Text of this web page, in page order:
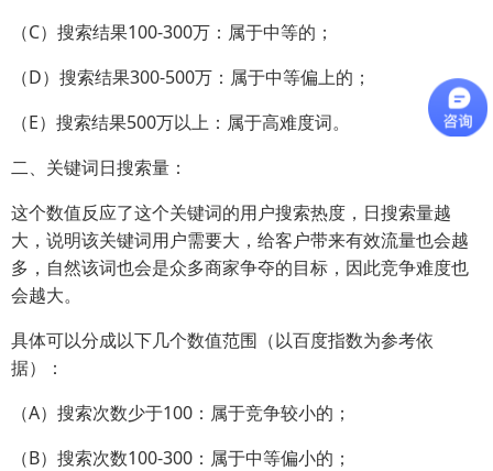
（C）搜索结果100-300万：属于中等的；
（D）搜索结果300-500万：属于中等偏上的；
（E）搜索结果500万以上：属于高难度词。
二、关键词日搜索量：
这个数值反应了这个关键词的用户搜索热度，日搜索量越
大，说明该关键词用户需要大，给客户带来有效流量也会越
多，自然该词也会是众多商家争夺的目标，因此竞争难度也
会越大。
具体可以分成以下几个数值范围（以百度指数为参考依
据）：
（A）搜索次数少于100：属于竞争较小的；
（B）搜索次数100-300：属于中等偏小的；